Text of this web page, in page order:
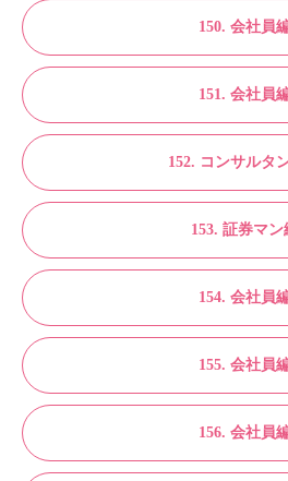
150. 会社員
151. 会社員
152. コンサルタ
153. 証券マン
154. 会社員
155. 会社員
156. 会社員